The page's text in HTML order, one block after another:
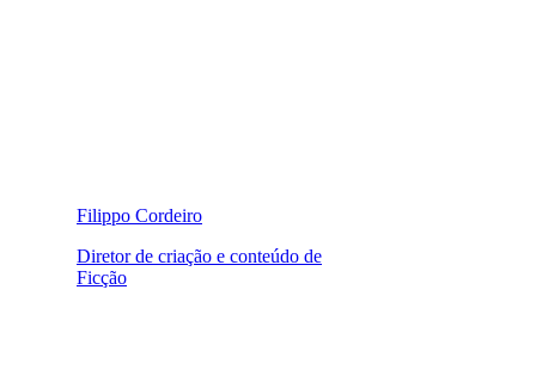
Filippo Cordeiro
Diretor de criação e conteúdo de
Ficção